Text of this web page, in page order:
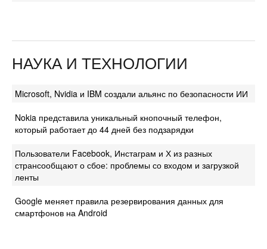
НАУКА И ТЕХНОЛОГИИ
Microsoft, Nvidia и IBM создали альянс по безопасности ИИ
Nokia представила уникальный кнопочный телефон,
который работает до 44 дней без подзарядки
Пользователи Facebook, Инстаграм и Х из разных
странсообщают о сбое: проблемы со входом и загрузкой
ленты
Google меняет правила резервирования данных для
смартфонов на Android